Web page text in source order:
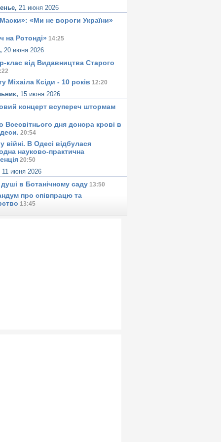
21 июня 2026
«Ми не вороги України»
на Ротонді» 14:25
20 июня 2026
клас від Видавництва Старого
Міхаіла Ксіди - 10 років 12:20
15 июня 2026
концерт всупереч штормам
Всесвітнього дня донора крові в
20:54
у вiйнi. В Одесi вiдбулася
науково-практична
20:50
11 июня 2026
душi в Ботанiчному саду 13:50
про співпрацю та
13:45